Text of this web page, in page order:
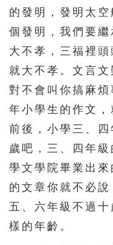
的發明，發明太
個發明，我們要
大不孝，三福裡
就大不孝。文言
對不會叫你搞麻
年小學生的作文
前後，小學三、
歲吧，三、四年
學文學院畢業出
的文章你就不必說
五、六年級不過
樣的年齡。